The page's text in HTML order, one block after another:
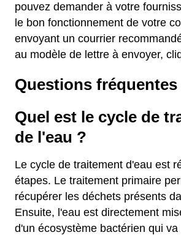
pouvez demander à votre
le bon fonctionnement de votre
envoyant un courrier
au modèle de lettre à envoyer,
Questions fréquentes
Quel est le cycle de
de l'eau ?
Le cycle de traitement d'eau est
étapes. Le traitement primaire
récupérer les déchets présents
Ensuite, l'eau est directement
d'un écosystème bactérien qui va